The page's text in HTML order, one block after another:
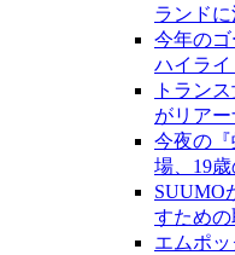
ランド
今年の
ハイライ
トラン
がリア
今夜の
場、19
SUUMO
すため
エムポ